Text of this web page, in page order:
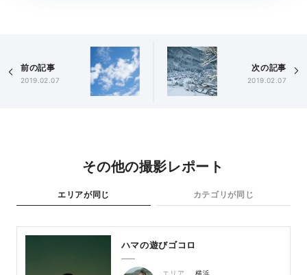
前の記事
2019.02.07
次の記事
2019.02.07
その他の撮影レポート
エリアが同じ カテゴリが同じ
ハマの遊びゴコロ
エリア 横浜